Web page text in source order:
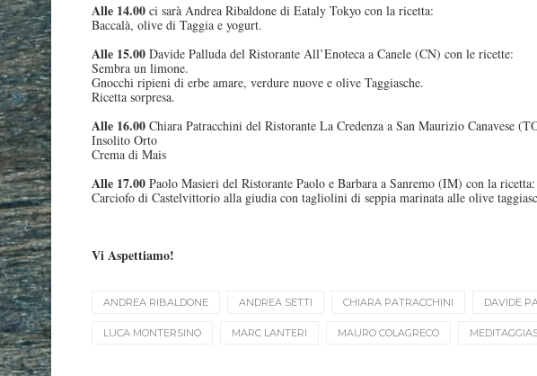
Alle 14.00 ci sarà Andrea Ribaldone di Eataly Tokyo con la ricetta:
Baccalà, olive di Taggia e yogurt.
Alle 15.00 Davide Palluda del Ristorante All’Enoteca a Canele (CN) con le ricette:
Sembra un limone.
Gnocchi ripieni di erbe amare, verdure nuove e olive Taggiasche.
Ricetta sorpresa.
Alle 16.00 Chiara Patracchini del Ristorante La Credenza a San Maurizio Canavese
Insolito Orto
Crema di Mais
Alle 17.00 Paolo Masieri del Ristorante Paolo e Barbara a Sanremo (IM) con la ricetta:
Carciofo di Castelvittorio alla giudia con tagliolini di seppia marinata alle olive
Vi Aspettiamo!
ANDREA RIBALDONE ANDREA SETTI CHIARA PATRACCHINI DAVIDE
LUCA MONTERSINO MARC LANTERI MAURO COLAGRECO